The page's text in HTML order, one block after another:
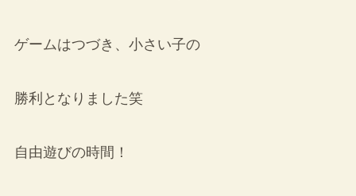
ゲームはつづき、小さい子の
勝利となりました笑
自由遊びの時間！